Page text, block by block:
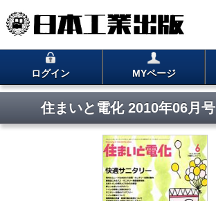
ログイン MYページ
住まいと電化 2010年06月